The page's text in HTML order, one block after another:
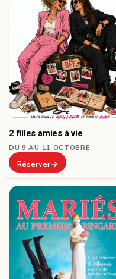
2 filles amies à vie
DU 9 AU 11 OCTOBRE
Réserver